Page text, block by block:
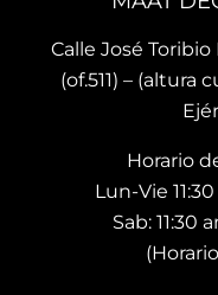
Calle José Toribio
(of.511) – (altura
Horario
Lun-Vie
Sab: 11:30